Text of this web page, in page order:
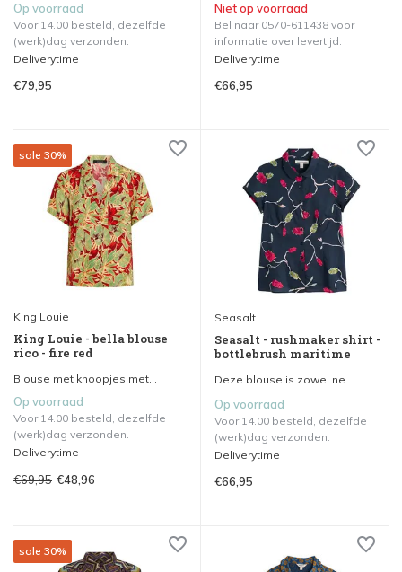
Op voorraad
Voor 14.00 besteld, dezelfde
(werk)dag verzonden.
Deliverytime
€79,95
Niet op voorraad
Bel naar 0570-611438 voor
informatie over levertijd.
Deliverytime
€66,95
sale 30%
King Louie
King Louie - bella blouse
rico - fire red
Blouse met knoopjes met...
Op voorraad
Voor 14.00 besteld, dezelfde
(werk)dag verzonden.
Deliverytime
€69,95 €48,96
Seasalt
Seasalt - rushmaker shirt -
bottlebrush maritime
Deze blouse is zowel ne...
Op voorraad
Voor 14.00 besteld, dezelfde
(werk)dag verzonden.
Deliverytime
€66,95
sale 30%